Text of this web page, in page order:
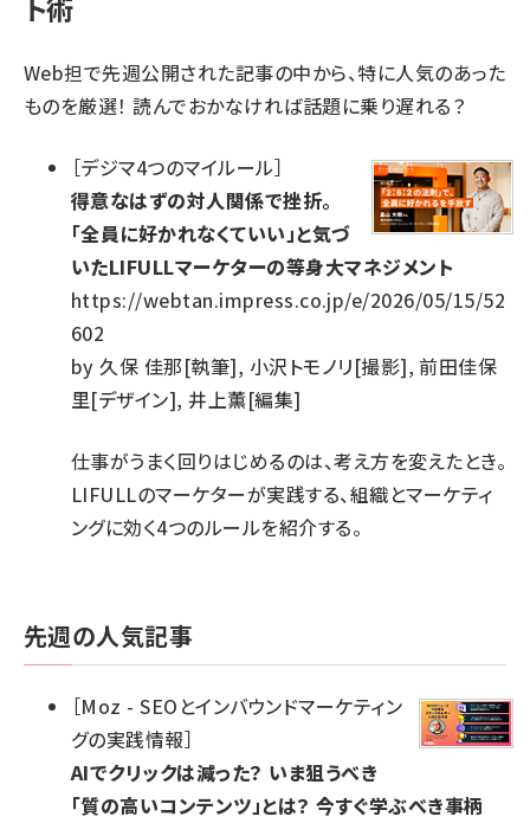
ト術
Web担で先週公開された記事の中から、特に人気のあった
ものを厳選！ 読んでおかなければ話題に乗り遅れる？
［デジマ4つのマイルール］
得意なはずの対人関係で挫折。
「全員に好かれなくていい」と気づ
いたLIFULLマーケターの等身大マネジメント
https://webtan.impress.co.jp/e/2026/05/15/52
602
by久保 佳那[執筆], 小沢トモノリ[撮影], 前田佳保
里[デザイン], 井上薫[編集]
仕事がうまく回りはじめるのは、考え方を変えたとき。
LIFULLのマーケターが実践する、組織とマーケティ
ングに効く4つのルールを紹介する。
先週の人気記事
［Moz - SEOとインバウンドマーケティン
グの実践情報］
AIでクリックは減った？ いま狙うべき
「質の高いコンテンツ」とは？ 今すぐ学ぶべき事柄